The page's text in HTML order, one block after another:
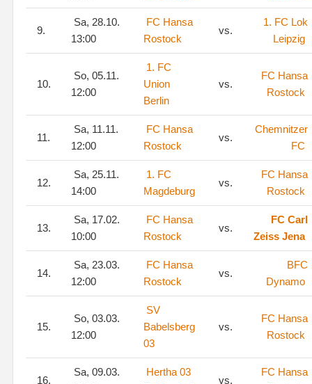
9.
Sa, 28.10.
13:00
FC Hansa
Rostock
vs.
1. FC Lok
Leipzig
10.
So, 05.11.
12:00
1. FC
Union
Berlin
vs.
FC Hansa
Rostock
11.
Sa, 11.11.
12:00
FC Hansa
Rostock
vs.
Chemnitzer
FC
12.
Sa, 25.11.
14:00
1. FC
Magdeburg
vs.
FC Hansa
Rostock
13.
Sa, 17.02.
10:00
FC Hansa
Rostock
vs.
FC Carl
Zeiss Jena
14.
Sa, 23.03.
12:00
FC Hansa
Rostock
vs.
BFC
Dynamo
15.
So, 03.03.
12:00
SV
Babelsberg
03
vs.
FC Hansa
Rostock
16.
Sa, 09.03.
Hertha 03
vs.
FC Hansa